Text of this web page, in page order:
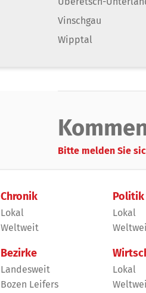
Vinschgau
Wipptal
Bitte melden Sie
Chronik
Lokal
Weltweit
Bezirke
Landesweit
Bozen Leifers
Politik
Lokal
Lokal